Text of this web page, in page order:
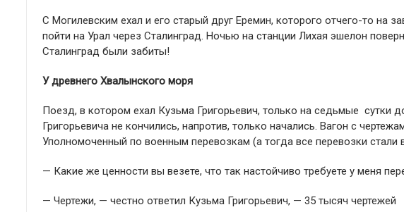
С Могилевским ехал и его старый друг Еремин, которого отчего-то на
пойти на Урал через Сталинград. Ночью на станции Лихая эшелон
Сталинград были забиты!
У древнего Хвалынского моря
Поезд, в котором ехал Кузьма Григорьевич, только на седьмые сутки
Григорьевича не кончились, напротив, только начались. Вагон с
Уполномоченный по военным перевозкам (а тогда все перевозки
— Какие же ценности вы везете, что так настойчиво требуете у меня
— Чертежи, — честно ответил Кузьма Григорьевич, — 35 тысяч чертежей